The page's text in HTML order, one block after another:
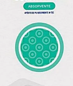
10